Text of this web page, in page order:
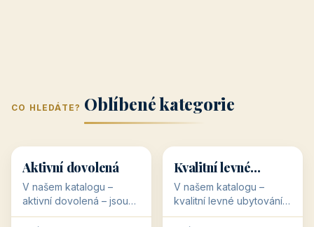
CO HLEDÁTE? Oblíbené kategorie
🥾 36 objektů
Aktivní dovolená
V našem katalogu –
aktivní dovolená – jsou
pro Vás připraveny
💰
💰
34 objektů
Kvalitní levné
ubytování
V našem katalogu –
kvalitní levné ubytování –
jsou pro Vás připraveny